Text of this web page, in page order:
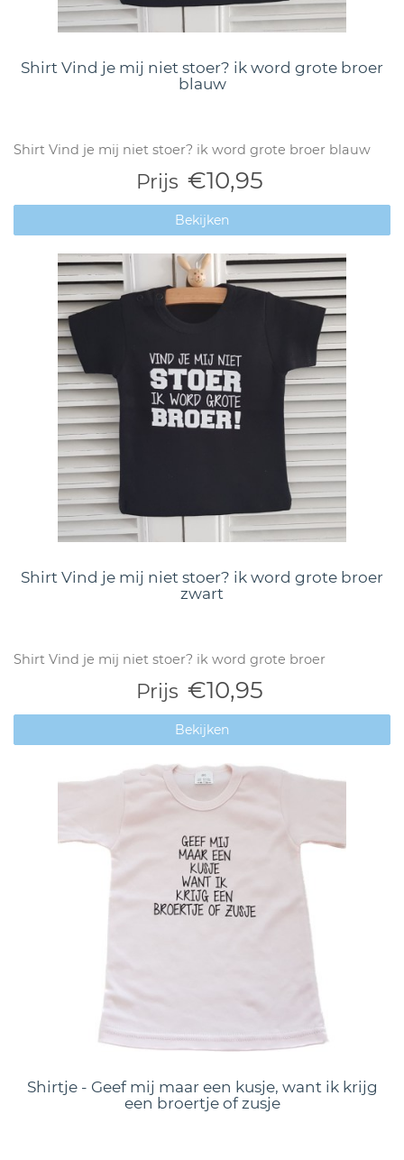
Shirt Vind je mij niet stoer? ik word grote broer
blauw
Shirt Vind je mij niet stoer? ik word grote broer blauw
Prijs €10,95
Bekijken
Shirt Vind je mij niet stoer? ik word grote broer
zwart
Shirt Vind je mij niet stoer? ik word grote broer
Prijs €10,95
Bekijken
Shirtje - Geef mij maar een kusje, want ik krijg
een broertje of zusje